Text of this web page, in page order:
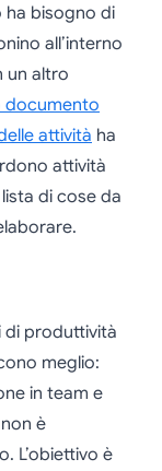
ha bisogno di
all’interno
un altro
documento
attività ha
attività
di cose da
di produttività
meglio:
in team e
è
L’obiettivo è